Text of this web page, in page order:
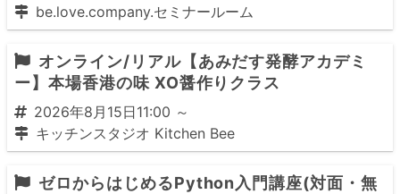
be.love.company.セミナールーム
オンライン/リアル【あみだす発酵アカデミ
ー】本場香港の味 XO醤作りクラス
2026年8月15日11:00 ～
キッチンスタジオ Kitchen Bee
ゼロからはじめるPython入門講座(対面・無